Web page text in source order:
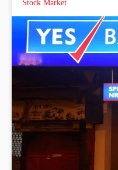
Stock Market